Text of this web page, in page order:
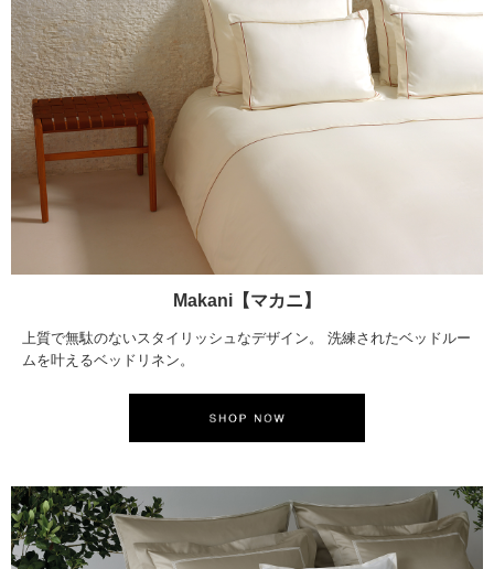
Makani【マカニ】
上質で無駄のないスタイリッシュなデザイン。 洗練されたベッドルー
ムを叶えるベッドリネン。